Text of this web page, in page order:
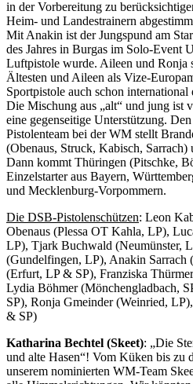
in der Vorbereitung zu
Heim- und Landestrainern
Mit Anakin ist der Jungspund am
des Jahres in Burgas im Solo-Event
Luftpistole wurde. Aileen und Ronja
Ältesten und Aileen als Vize-
Sportpistole auch schon international
Die Mischung aus „alt“ und jung ist
eine gegenseitige Unterstützung.
Pistolenteam bei der WM stellt
(Obenaus, Struck, Kabisch,
Dann kommt Thüringen (Pitschke,
Einzelstarter aus Bayern,
und Mecklenburg-Vorpommern.
Die DSB-Pistolenschützen: Leon
Obenaus (Plessa OT Kahla, LP),
LP), Tjark Buchwald (Neumünster,
(Gundelfingen, LP), Anakin Sarrach
(Erfurt, LP & SP), Franziska
Lydia Böhmer (Mönchengladbach,
SP), Ronja Gmeinder (Weinried,
& SP)
Katharina Bechtel (Skeet): „Die
und alte Hasen“! Vom Küken bis zu
unserem nominierten WM-Team